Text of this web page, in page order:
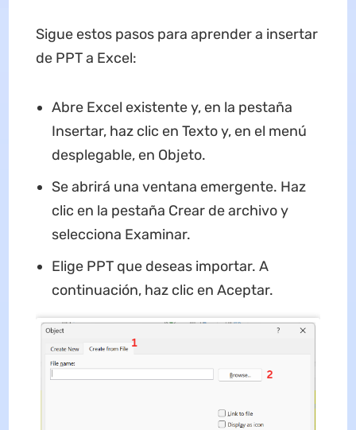
Sigue estos pasos para aprender a insertar
de PPT a Excel:
Abre Excel existente y, en la pestaña
Insertar, haz clic en Texto y, en el menú
desplegable, en Objeto.
Se abrirá una ventana emergente. Haz
clic en la pestaña Crear de archivo y
selecciona Examinar.
Elige PPT que deseas importar. A
continuación, haz clic en Aceptar.